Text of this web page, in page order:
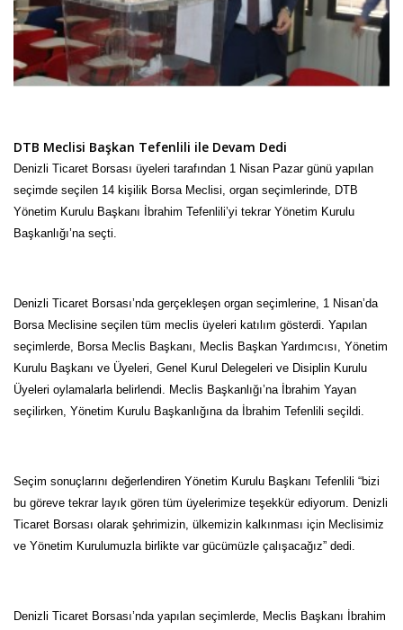
DTB Meclisi Başkan Tefenlili ile Devam Dedi
Denizli Ticaret Borsası üyeleri tarafından 1 Nisan Pazar günü yapılan
seçimde seçilen 14 kişilik Borsa Meclisi, organ seçimlerinde, DTB
Yönetim Kurulu Başkanı İbrahim Tefenlili’yi tekrar Yönetim Kurulu
Başkanlığı’na seçti.
Denizli Ticaret Borsası’nda gerçekleşen organ seçimlerine, 1 Nisan’da
Borsa Meclisine seçilen tüm meclis üyeleri katılım gösterdi. Yapılan
seçimlerde, Borsa Meclis Başkanı, Meclis Başkan Yardımcısı, Yönetim
Kurulu Başkanı ve Üyeleri, Genel Kurul Delegeleri ve Disiplin Kurulu
Üyeleri oylamalarla belirlendi. Meclis Başkanlığı’na İbrahim Yayan
seçilirken, Yönetim Kurulu Başkanlığına da İbrahim Tefenlili seçildi.
Seçim sonuçlarını değerlendiren Yönetim Kurulu Başkanı Tefenlili “bizi
bu göreve tekrar layık gören tüm üyelerimize teşekkür ediyorum. Denizli
Ticaret Borsası olarak şehrimizin, ülkemizin kalkınması için Meclisimiz
ve Yönetim Kurulumuzla birlikte var gücümüzle çalışacağız” dedi.
Denizli Ticaret Borsası’nda yapılan seçimlerde, Meclis Başkanı İbrahim